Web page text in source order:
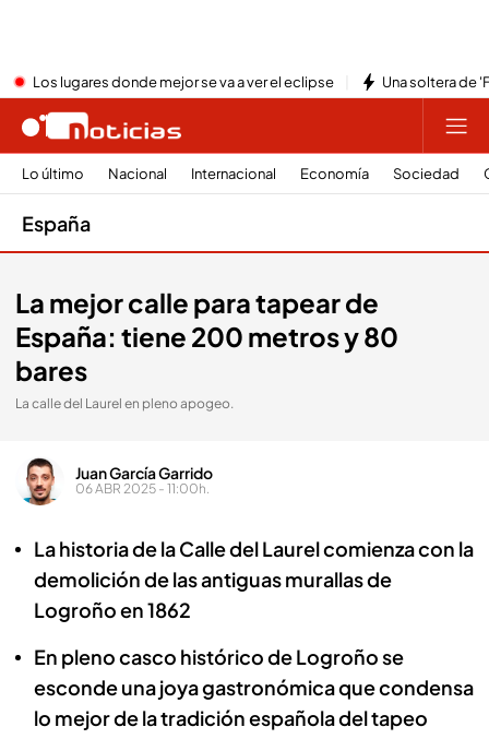
Los lugares donde mejor se va a ver el eclipse Una soltera de
Lo último Nacional Internacional Economía Sociedad
España
La mejor calle para tapear de
España: tiene 200 metros y 80
bares
La calle del Laurel en pleno apogeo.
Juan García Garrido
06 ABR 2025 - 11:00h.
La historia de la Calle del Laurel comienza con la
demolición de las antiguas murallas de
Logroño en 1862
En pleno casco histórico de Logroño se
esconde una joya gastronómica que condensa
lo mejor de la tradición española del tapeo